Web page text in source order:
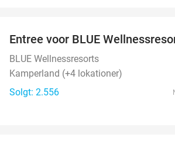
Entree voor BLUE
BLUE Wellnessresorts
Kamperland (+4 lokationer)
Solgt: 2.556